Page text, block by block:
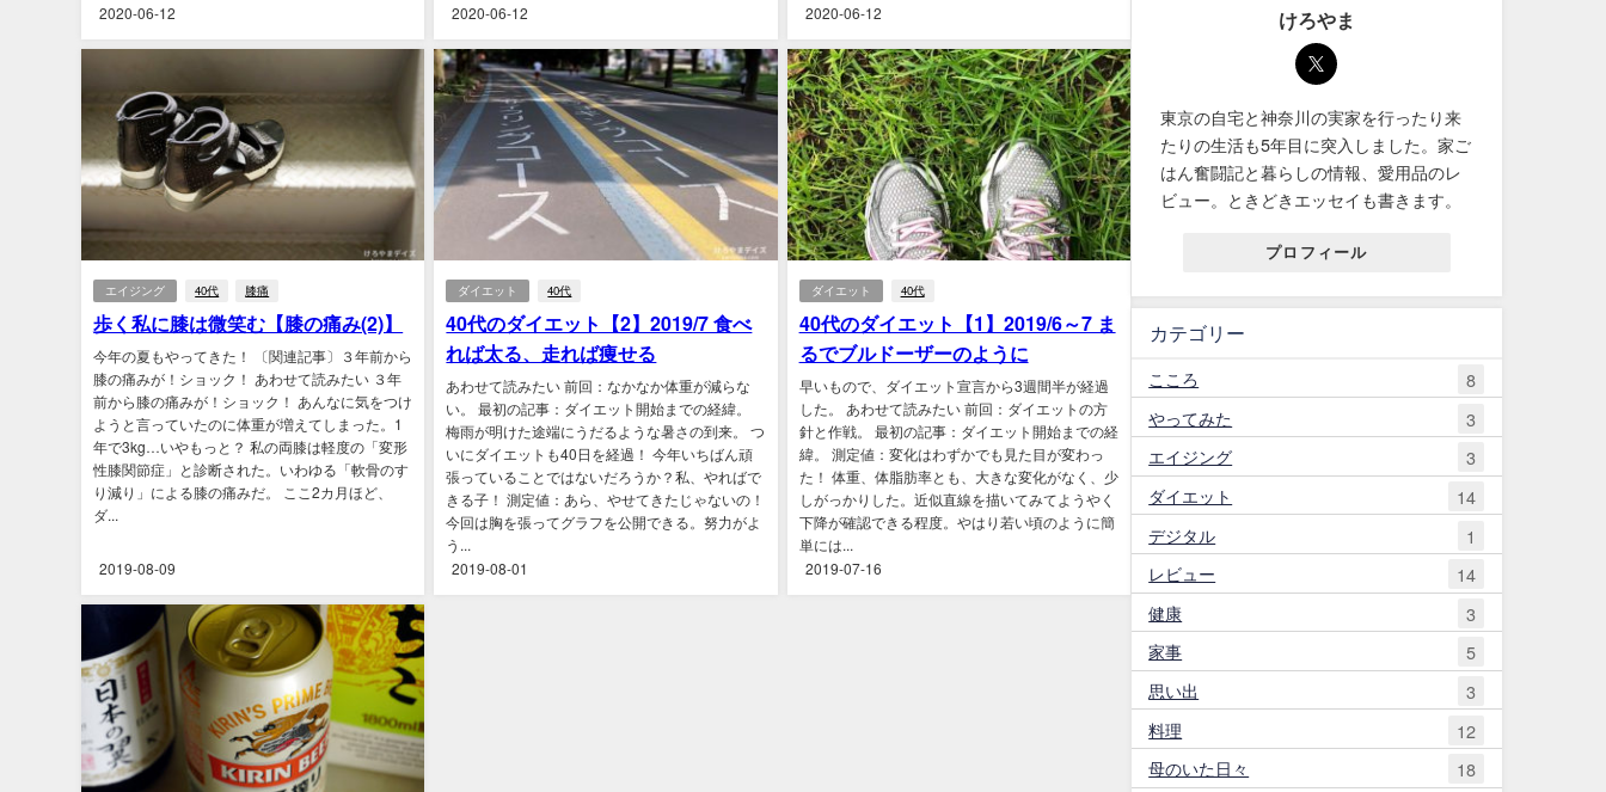
2020-06-12
2020-06-12
2020-06-12
エイジング 40代 膝痛
歩く私に膝は微笑む【膝の痛み(2)】
今年の夏もやってきた！ 〔関連記事〕３年前から
膝の痛みが！ショック！ あわせて読みたい ３年
前から膝の痛みが！ショック！ あんなに気をつけ
ようと言っていたのに体重が増えてしまった。1
年で3kg…いやもっと？ 私の両膝は軽度の「変形
性膝関節症」と診断された。いわゆる「軟骨のす
り減り」による膝の痛みだ。 ここ2カ月ほど、
ダ...
2019-08-09
ダイエット 40代
40代のダイエット【2】2019/7 食べ
れば太る、走れば痩せる
あわせて読みたい 前回：なかなか体重が減らな
い。 最初の記事：ダイエット開始までの経緯。
梅雨が明けた途端にうだるような暑さの到来。 つ
いにダイエットも40日を経過！ 今年いちばん頑
張っていることではないだろうか？私、やればで
きる子！ 測定値：あら、やせてきたじゃないの！
今回は胸を張ってグラフを公開できる。努力がよ
う...
2019-08-01
ダイエット 40代
40代のダイエット【1】2019/6～7 ま
るでブルドーザーのように
早いもので、ダイエット宣言から3週間半が経過
した。 あわせて読みたい 前回：ダイエットの方
針と作戦。 最初の記事：ダイエット開始までの経
緯。 測定値：変化はわずかでも見た目が変わっ
た！ 体重、体脂肪率とも、大きな変化がなく、少
しがっかりした。近似直線を描いてみてようやく
下降が確認できる程度。やはり若い頃のように簡
単には...
2019-07-16
けろやま
東京の自宅と神奈川の実家を行ったり来
たりの生活も5年目に突入しました。家ご
はん奮闘記と暮らしの情報、愛用品のレ
ビュー。ときどきエッセイも書きます。
プロフィール
カテゴリー
こころ
8
やってみた
3
エイジング
3
ダイエット
14
デジタル
1
レビュー
14
健康
3
家事
5
思い出
3
料理
12
母のいた日々
18